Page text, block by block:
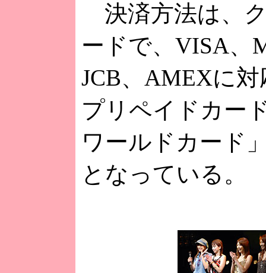
決済方法は、
ードで、VISA、
JCB、AMEXに
プリペイドカー
ワールドカード
となっている。